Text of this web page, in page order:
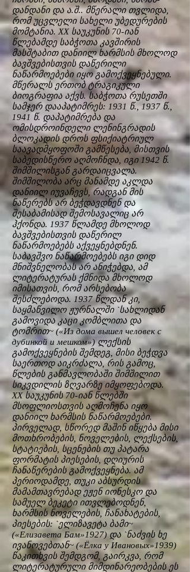
დანდანი და ა.შ.. მწერალი თვლიდა,
რომ უცვლელი სახელი უბედურების
მომტანია. XX საუკუნის 70-იან
წლებამდე საბჭოთა კავშირის
მასშტაბით დანიილ ხარმსის მხოლოდ
ბავშვებისთვის დაწერილი
ნაწარმოებები იყო გამოქვეყნებული.
მწერალს ერთობ ტრაგიკული
ბიოგრაფია აქვს. საბჭოთა რუსეთში
სამჯერ დააპატიმრეს: 1931 წ., 1937 წ.,
1941 წ. დაპატიმრება და
ომისდროინდელი ლენინგრადის
ბლოკადის დროს ფსიქიატრიულ
საავადმყოფოში გამწესება, მისთვის
საბედისწერო აღმოჩნდა, იგი 1942 წ.
შიმშილისგან გარდაიცვალა.
შიმშილობა არც მანამდე აკლდა
დანიილ იუვაჩევს, რადგან მის
ნაწერებს არ ბეჭდავდნენ და
შესაბამისად შემოსავალიც არ
ჰქონდა. 1937 წლამდე მხოლოდ
ბავშვებისთვის დაწერილ
ნაწარმოებებს აქვეყნებდნენ.
საბავშვო ნაწარმოებებს იგი დიდ
მნიშვნელობას არ ანიჭებდა, ამ
ლიტერატურას ქმნიდა მხოლოდ
იმისათვის, რომ არსებობა
შესძლებოდა. 1937 წლდან კი,
საყმაწვილო ჟურნალში `სახლიდან
გამოვიდა კაცი კომბლითა და
ტომრით~ («Из дома вышел человек с
дубинкой и мешком») ლექსის
გამოქვეყნების შემდეგ, მისი ბეჭდვა
საერთოდ აიკრძალა, რის გამოც,
წლების განმავლობაში შიმშილით
სიკვდილის ზღვარზე იმყოფებოდა.
XX საუკუნის 70-იან წლებში
მსოფლიოსთვის აღმოჩენა იყო
დანიილ ხარმსის ნაწარმოებები.
პირველად, სწორედ მაშინ იწყება მისი
მოთხრობების, ნოველების, ლექსების,
სტატიების, სცენების თუ პატარა
ფორმატის პიესების, დღიურის
ჩანაწერების გამოქვეყნება. ამ
პერიოდამდე, თუკი აბსურდის
მამამთავრებად ეჟენ იონესკო და
სამუელ ბეკეტი ითვლებოდნენ,
ხარმსის ნოველების, ჩანახატების,
პიესების: `ელიზავეტა ბამი~
(«Елизавета Бам»1927) და `ნაძვის ხე
ივანოვებთან~ («Ёлка у Ивановых»1939)
წაკითხვის შემდგომ, გაირკვა, რომ
ლიტერატურული მიმდინარეობების ეს